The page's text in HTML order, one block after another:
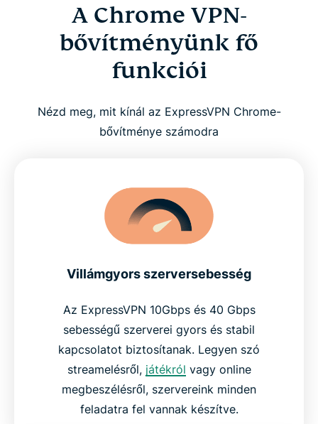
A Chrome VPN-
bővítményünk fő
funkciói
Nézd meg, mit kínál az ExpressVPN Chrome-
bővítménye számodra
Villámgyors szerversebesség
Az ExpressVPN 10Gbps és 40 Gbps
sebességű szerverei gyors és stabil
kapcsolatot biztosítanak. Legyen szó
streamelésről, játékról vagy online
megbeszélésről, szervereink minden
feladatra fel vannak készítve.